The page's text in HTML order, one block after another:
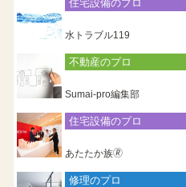
住宅設備のプロ
水トラブル119
不動産のプロ
Sumai-pro編集部
住宅設備のプロ
あたたか族🄬
修理のプロ